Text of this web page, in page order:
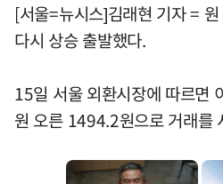
[서울=뉴시스]김래현 기자 =
다시 상승 출발했다.
15일 서울 외환시장에 따르면
원 오른 1494.2원으로 거래를